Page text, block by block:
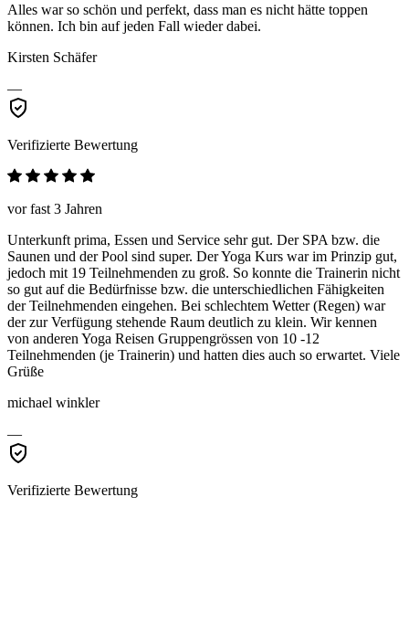
Alles war so schön und perfekt, dass man es nicht hätte toppen
können. Ich bin auf jeden Fall wieder dabei.
Kirsten Schäfer
—
Verifizierte Bewertung
vor fast 3 Jahren
Unterkunft prima, Essen und Service sehr gut. Der SPA bzw. die
Saunen und der Pool sind super. Der Yoga Kurs war im Prinzip gut,
jedoch mit 19 Teilnehmenden zu groß. So konnte die Trainerin nicht
so gut auf die Bedürfnisse bzw. die unterschiedlichen Fähigkeiten
der Teilnehmenden eingehen. Bei schlechtem Wetter (Regen) war
der zur Verfügung stehende Raum deutlich zu klein. Wir kennen
von anderen Yoga Reisen Gruppengrössen von 10 -12
Teilnehmenden (je Trainerin) und hatten dies auch so erwartet. Viele
Grüße
michael winkler
—
Verifizierte Bewertung